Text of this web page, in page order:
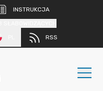
INSTRUKCJA
RSS